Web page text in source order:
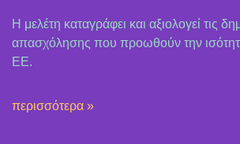
Η μελέτη καταγράφει και αξιολογεί τις
απασχόλησης που προωθούν την
ΕΕ.
περισσότερα »